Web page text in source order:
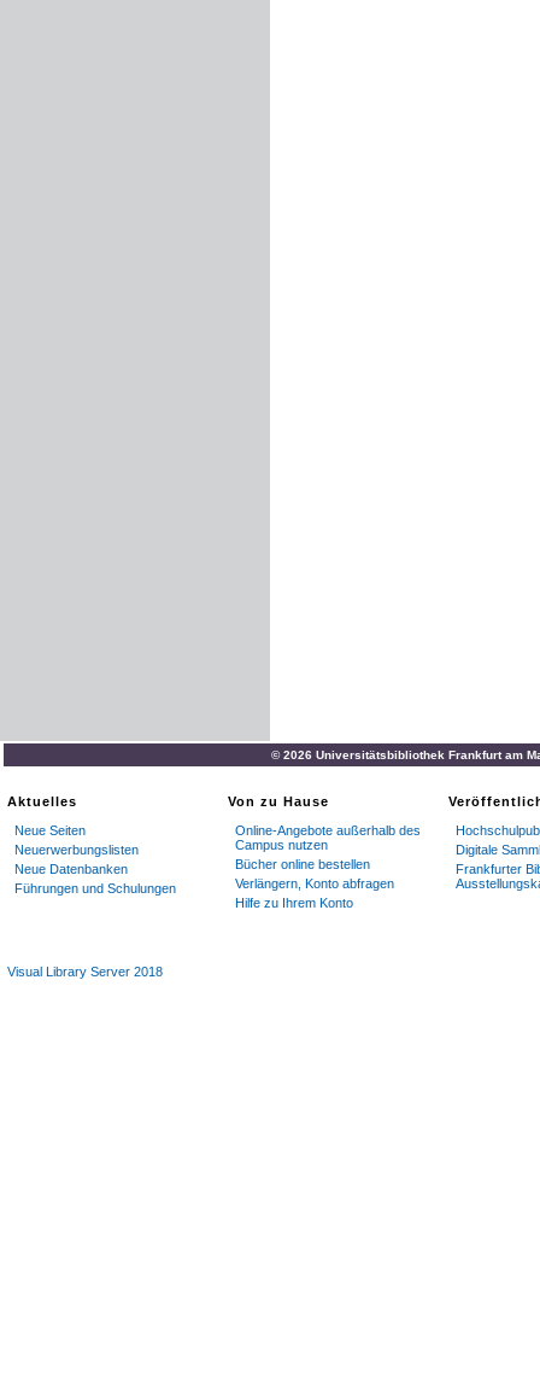
© 2026 Universitätsbibliothek Frankfurt am
Aktuelles
Neue Seiten
Neuerwerbungslisten
Neue Datenbanken
Führungen und Schulungen
Von zu Hause
Online-Angebote außerhalb des
Campus nutzen
Bücher online bestellen
Verlängern, Konto abfragen
Hilfe zu Ihrem Konto
Digitale
Frankfurter
Visual Library Server 2018